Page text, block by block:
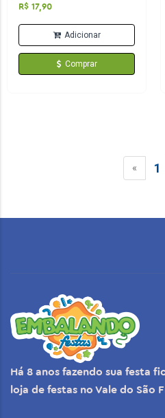
R$ 17,90
Adicionar
Comprar
« 1
Há 8 anos fazendo sua festa
loja de festas no Vale do São